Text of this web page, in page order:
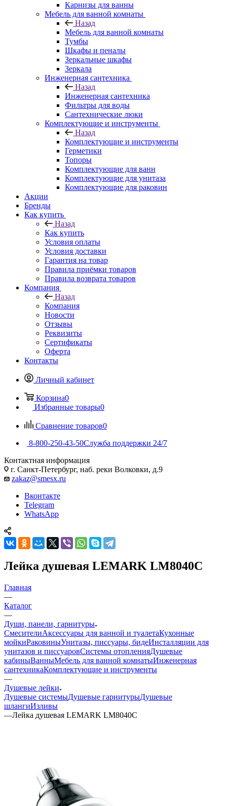
Карнизы для ванны
Мебель для ванной комнаты
Назад
Мебель для ванной комнаты
Тумбы
Шкафы и пеналы
Зеркальные шкафы
Зеркала
Инженерная сантехника
Назад
Инженерная сантехника
Фильтры для воды
Сантехнические люки
Комплектующие и инструменты
Назад
Комплектующие и инструменты
Герметики
Топоры
Комплектующие для ванн
Комплектующие для унитаза
Комплектующие для раковин
Акции
Бренды
Как купить
Назад
Как купить
Условия оплаты
Условия доставки
Гарантия на товар
Правила приёмки товаров
Правила возврата товаров
Компания
Назад
Компания
Новости
Отзывы
Реквизиты
Сертификаты
Оферта
Контакты
Личный кабинет
Корзина0
Избранные товары0
Сравнение товаров0
8-800-250-43-50Служба поддержки 24/7
Контактная информация
г. Санкт-Петербург, наб. реки Волковки, д.9
zakaz@smesx.ru
Вконтакте
Telegram
WhatsApp
Лейка душевая LEMARK LM8040C
Главная
—
Каталог
—
Души, панели, гарнитуры
СмесителиАксессуары для ванной и туалетаКухонные
мойкиРаковиныУнитазы, писсуары, бидеИнсталляции для
унитазов и писсуаровСистемы отопленияДушевые
кабиныВанныМебель для ванной комнатыИнженерная
сантехникаКомплектующие и инструменты
—
Душевые лейки
Душевые системыДушевые гарнитурыДушевые
шлангиИзливы
—Лейка душевая LEMARK LM8040C